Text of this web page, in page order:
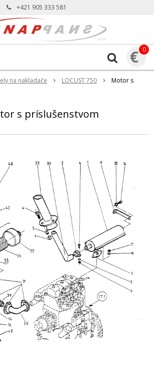
+421 905 333 581
€ 0
na nakladače LOCUST 750
Motor s
s príslušenstvom